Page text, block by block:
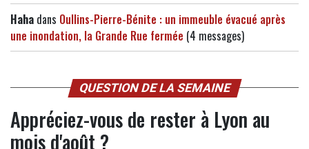
Haha dans Oullins-Pierre-Bénite : un immeuble évacué après
une inondation, la Grande Rue fermée (4 messages)
QUESTION DE LA SEMAINE
Appréciez-vous de rester à Lyon au
mois d'août ?